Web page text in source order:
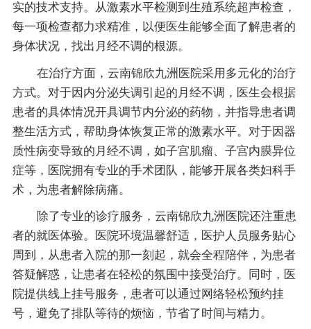
实的技术支持。从激素水平检测到生殖系统超声检查，
每一项检查都力求精准，以便医生能够全面了解患者的
身体状况，找出月经不调的根源。
在治疗方面，云南锦欣九洲医院采用多元化的治疗
方式。对于因内分泌失调引起的月经不调，医生会根据
患者的具体情况开具调节内分泌的药物，并指导患者调
整生活方式，帮助身体恢复正常的激素水平。对于因器
质性病变导致的月经不调，如子宫肌瘤、子宫内膜异位
症等，医院拥有专业的手术团队，能够开展各类妇科手
术，为患者解除病痛。
除了专业的诊疗服务，云南锦欣九洲医院还注重患
者的就医体验。医院环境温馨舒适，医护人员服务贴心
周到，从患者入院的那一刻起，就会全程陪伴，为患者
答疑解惑，让患者在轻松的氛围中接受治疗。同时，医
院提供线上挂号服务，患者可以通过网络轻松预约挂
号，避免了排队等待的烦恼，节省了时间与精力。